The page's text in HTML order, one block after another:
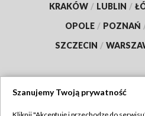
KRAKÓW / LUBLIN /
OPOLE / POZNAŃ
SZCZECIN /
Szanujemy Twoją prywatność